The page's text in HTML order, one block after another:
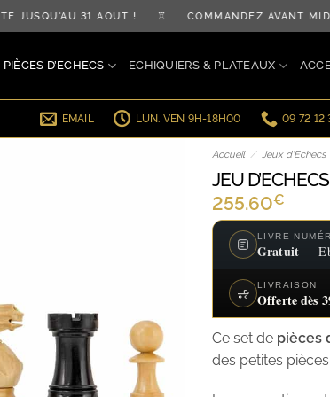
31 AOÛT ! ♖ COMMANDEZ AVANT MIDI,
PIÈCES D’ECHECS ECHIQUIERS & PLATEAUX
EMAIL LUN. VEN 9H-18H00 09 72 12
Accueil / Jeux d'Echecs
JEU
255.60€
LIVRE
Gratuit—
LIVRAISON
Offerte dès
Ce set de pièces
des petites